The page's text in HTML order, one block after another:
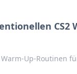
CS2
Up-Routinen